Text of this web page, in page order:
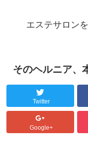
エステサロン
そのヘルニア、
Twitter
Google+